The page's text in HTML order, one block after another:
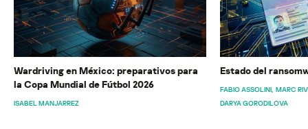
Wardriving en México: preparativos para
la Copa Mundial de Fútbol 2026
ISABEL MANJARREZ
Estado del
FABIO ASSOLINI MARC
DARYA GORODILOVA